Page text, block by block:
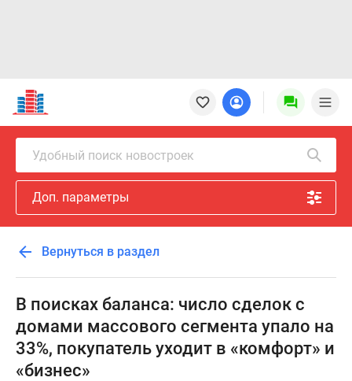
Новостройки
Квартиры
Ипотека
Новостройки
Москвы
Новостройки
Подмосковья
Новостройки
Москвы
Готовые
новостройки
Новостройки
карте
Специальные
Удобный поиск новостроек
Доп. параметры
Вернуться в раздел
В поисках баланса: число сделок с
домами массового сегмента упало на
33%, покупатель уходит в «комфорт» и
«бизнес»